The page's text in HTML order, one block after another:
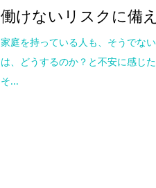
働けないリスクに備
家庭を持っている人も、そうでな
は、どうするのか？と不安に感じ
そ...